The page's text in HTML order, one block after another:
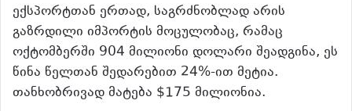
ექსპორტთან ერთად, საგრძნობლად არის
გაზრდილი იმპორტის მოცულობაც, რამაც
ოქტომბერში 904 მილიონი დოლარი შეადგინა, ეს
წინა წელთან შედარებით 24%-ით მეტია.
თანხობრივად მატება $175 მილიონია.